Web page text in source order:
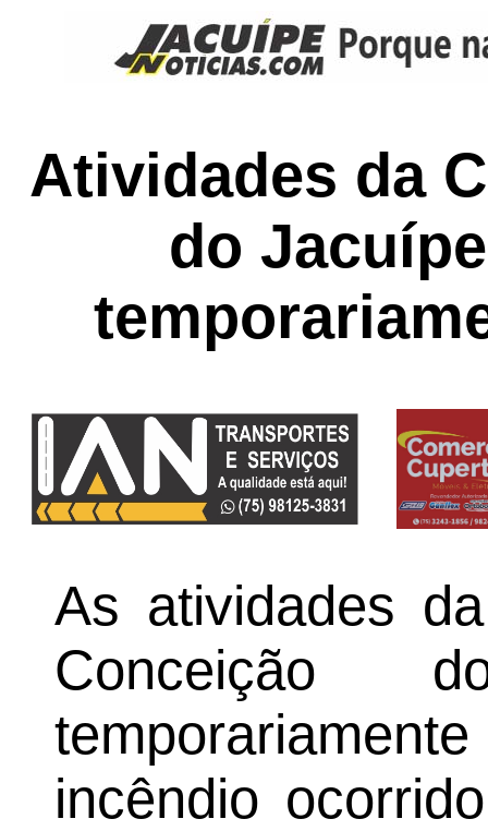
Atividades da
do
As atividades
Conceição
incêndio